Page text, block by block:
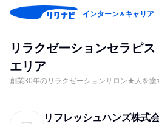
インターン＆キャリア
リラクゼーションセラピ
エリア
創業30年のリラクゼーションサロン★人を癒
リフレッシュハンズ株式